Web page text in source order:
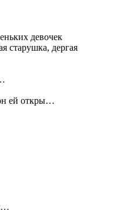
девочек
старушка, дергая
ей откры…